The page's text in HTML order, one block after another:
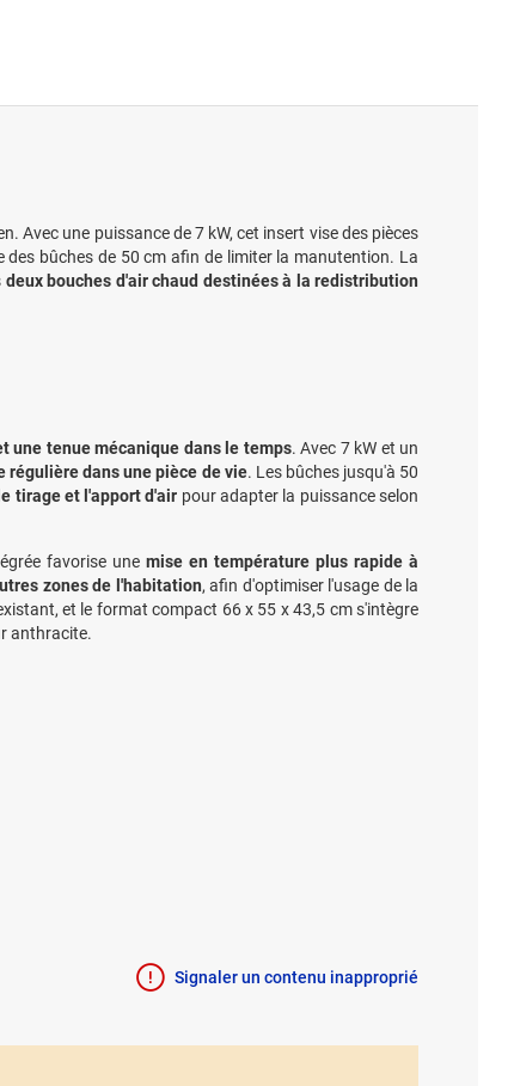
une puissance de 7 kW, cet insert vise des pièces
des bûches de 50 cm afin de limiter la manutention. La
deux bouches d'air chaud destinées à la redistribution
une tenue mécanique dans le temps. Avec 7 kW et un
régulière dans une pièce de vie. Les bûches jusqu'à 50
tirage et l'apport d'air pour adapter la puissance selon
favorise une mise en température plus rapide à
zones de l'habitation, afin d'optimiser l'usage de la
et le format compact 66 x 55 x 43,5 cm s'intègre
anthracite.
Signaler un contenu inapproprié